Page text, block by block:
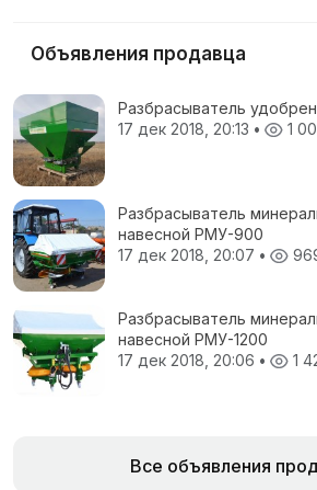
Объявления продавца
Разбрасыватель
17 дек 2018, 20:13 • 1
Разбрасыватель
навесной РМУ-900
17 дек 2018, 20:07 •
Разбрасыватель
навесной РМУ-1200
17 дек 2018, 20:06 • 1
Все объявления